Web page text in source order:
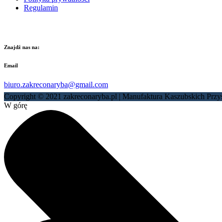
Regulamin
Znajdź nas na:
Email
biuro.zakreconaryba@gmail.com
Copyright © 2021 zakreconaryba.pl | Manufaktura Kaszubskich
W górę